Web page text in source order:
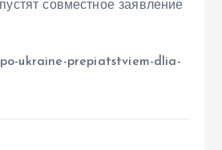
совместное заявление
ukraine-prepiatstviem-dlia-